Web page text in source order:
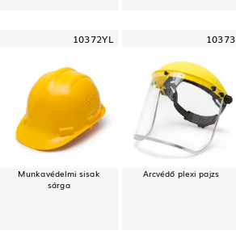
10372YL
Munkavédelmi sisak
sárga
10373
Arcvédő plexi pajzs